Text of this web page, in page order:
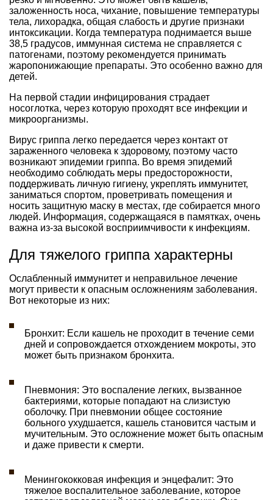
заложенность носа, чихание, повышение температуры
тела, лихорадка, общая слабость и другие признаки
интоксикации. Когда температура поднимается выше
38,5 градусов, иммунная система не справляется с
патогенами, поэтому рекомендуется принимать
жаропонижающие препараты. Это особенно важно для
детей.
На первой стадии инфицирования страдает
носоглотка, через которую проходят все инфекции и
микроорганизмы.
Вирус гриппа легко передается через контакт от
зараженного человека к здоровому, поэтому часто
возникают эпидемии гриппа. Во время эпидемий
необходимо соблюдать меры предосторожности,
поддерживать личную гигиену, укреплять иммунитет,
заниматься спортом, проветривать помещения и
носить защитную маску в местах, где собирается много
людей. Информация, содержащаяся в памятках, очень
важна из-за высокой восприимчивости к инфекциям.
Для тяжелого гриппа характерны
Ослабленный иммунитет и неправильное лечение
могут привести к опасным осложнениям заболевания.
Вот некоторые из них:
Бронхит: Если кашель не проходит в течение семи
дней и сопровождается отхождением мокроты, это
может быть признаком бронхита.
Пневмония: Это воспаление легких, вызванное
бактериями, которые попадают на слизистую
оболочку. При пневмонии общее состояние
больного ухудшается, кашель становится частым и
мучительным. Это осложнение может быть опасным
и даже привести к смерти.
Менингококковая инфекция и энцефалит: Это
тяжелое воспалительное заболевание, которое